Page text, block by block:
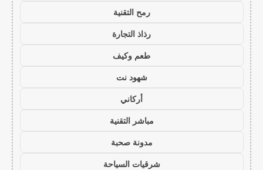
رمح التقنية
رذاذ التجارة
طعم وكيف
شهود نت
أركاني
مباشر التقنية
مدونة صحبة
شرقيات السياحة